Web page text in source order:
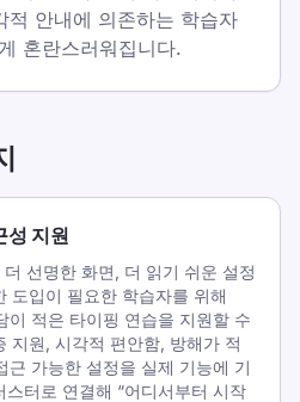
적 안내에 의존하는 학습자
혼란스러워집니다.
성 지원
선명한 화면, 더 읽기 쉬운 설정
도입이 필요한 학습자를 위해
적은 타이핑 연습을 지원할 수
지원, 시각적 편안함, 방해가 적
근 가능한 설정을 실제 기능에 기
터로 연결해 “어디서부터 시작